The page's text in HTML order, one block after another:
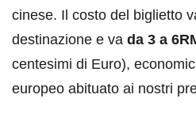
cinese. Il costo del biglietto
destinazione e va da 3 a
centesimi di Euro),
europeo abituato ai nostri